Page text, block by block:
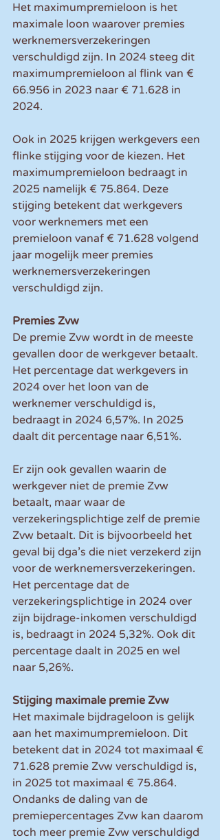
Het maximumpremieloon is het
maximale loon waarover premies
werknemersverzekeringen
verschuldigd zijn. In 2024 steeg dit
maximumpremieloon al flink van €
66.956 in 2023 naar € 71.628 in
2024.
Ook in 2025 krijgen werkgevers een
flinke stijging voor de kiezen. Het
maximumpremieloon bedraagt in
2025 namelijk € 75.864. Deze
stijging betekent dat werkgevers
voor werknemers met een
premieloon vanaf € 71.628 volgend
jaar mogelijk meer premies
werknemersverzekeringen
verschuldigd zijn.
Premies Zvw
De premie Zvw wordt in de meeste
gevallen door de werkgever betaalt.
Het percentage dat werkgevers in
2024 over het loon van de
werknemer verschuldigd is,
bedraagt in 2024 6,57%. In 2025
daalt dit percentage naar 6,51%.
Er zijn ook gevallen waarin de
werkgever niet de premie Zvw
betaalt, maar waar de
verzekeringsplichtige zelf de premie
Zvw betaalt. Dit is bijvoorbeeld het
geval bij dga’s die niet verzekerd zijn
voor de werknemersverzekeringen.
Het percentage dat de
verzekeringsplichtige in 2024 over
zijn bijdrage-inkomen verschuldigd
is, bedraagt in 2024 5,32%. Ook dit
percentage daalt in 2025 en wel
naar 5,26%.
Stijging maximale premie Zvw
Het maximale bijdrageloon is gelijk
aan het maximumpremieloon. Dit
betekent dat in 2024 tot maximaal €
71.628 premie Zvw verschuldigd is,
in 2025 tot maximaal € 75.864.
Ondanks de daling van de
premiepercentages Zvw kan daarom
toch meer premie Zvw verschuldigd